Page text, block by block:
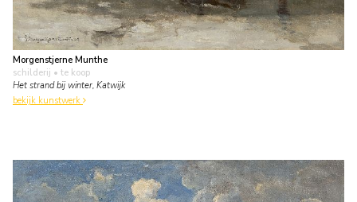
Morgenstjerne Munthe
schilderij • te koop
Het strand bij winter, Katwijk
bekijk kunstwerk